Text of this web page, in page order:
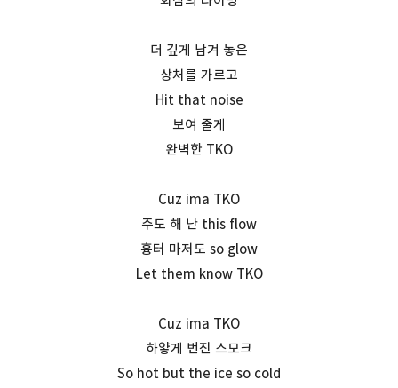
더 깊게 남겨 놓은
상처를 가르고
Hit that noise
보여 줄게
완벽한 TKO
Cuz ima TKO
주도 해 난 this flow
흉터 마저도 so glow
Let them know TKO
Cuz ima TKO
하얗게 번진 스모크
So hot but the ice so cold